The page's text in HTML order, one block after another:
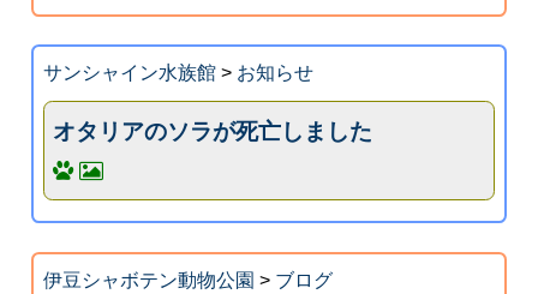
サンシャイン水族館> お知らせ
オタリアのソラが死亡しました
伊豆シャボテン動物公園 > ブログ